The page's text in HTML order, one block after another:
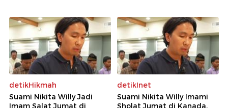
detikHikmah
Suami Nikita Willy Jadi
Imam Salat Jumat di
detikInet
Suami Nikita Willy Imami
Sholat Jumat di Kanada,